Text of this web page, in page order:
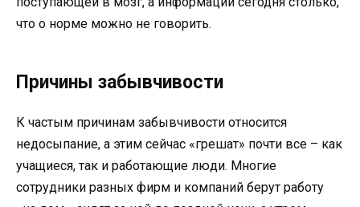
что о норме можно не говорить.
Причины забывчивости
К частым причинам забывчивости относится
недосыпание, а этим сейчас «грешат» почти все – как
учащиеся, так и работающие люди. Многие
сотрудники разных фирм и компаний берут работу